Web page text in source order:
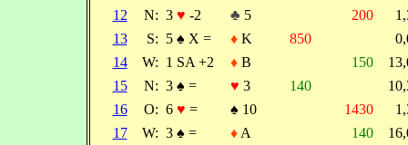
12
N: 3 ♥ -2 ♣ 5 200
13
S: 5 ♠ X = ♦K 850
14
W: 1 SA +2 ♦B 150
15
N: 3 ♠ = ♥ 3 140
16
O: 6 ♥ = ♠ 10 1430
17
W: 3 ♠ = ♦A 140